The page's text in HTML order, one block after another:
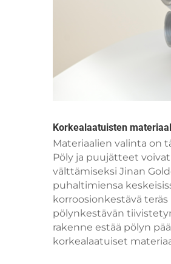
Korkealaatuisten
Materiaalien valinta on
Pöly ja puujätteet
välttämiseksi Jinan
puhaltimiensa
korroosionkestävä
pölynkestävän
rakenne estää pölyn
korkealaatuiset